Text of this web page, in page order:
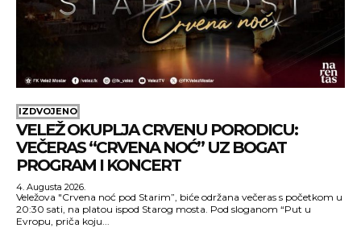
IZDVOJENO
VELEŽ OKUPLJA CRVENU PORODICU:
VEČERAS “CRVENA NOĆ” UZ BOGAT
PROGRAM I KONCERT
4. Augusta 2026.
Veležova "Crvena noć pod Starim”, biće održana večeras s početkom u
20:30 sati, na platou ispod Starog mosta. Pod sloganom “Put u
Evropu, priča koju...